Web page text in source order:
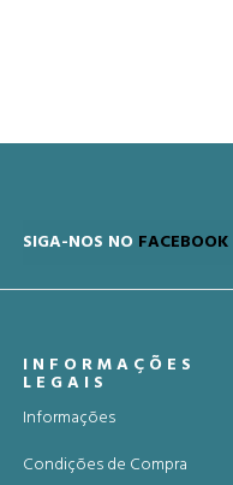
SIGA-NOS NO FACEBOOK
INFORMAÇÕES
LEGAIS
Informações
Condições de Compra